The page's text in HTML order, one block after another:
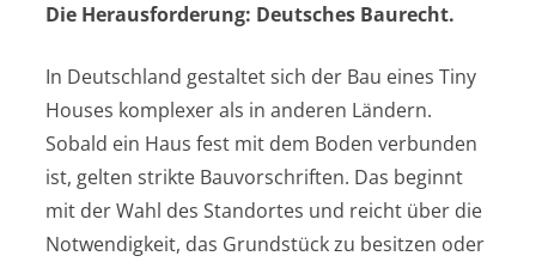
Die Herausforderung: Deutsches Baurecht.
In Deutschland gestaltet sich der Bau eines Tiny
Houses komplexer als in anderen Ländern.
Sobald ein Haus fest mit dem Boden verbunden
ist, gelten strikte Bauvorschriften. Das beginnt
mit der Wahl des Standortes und reicht über die
Notwendigkeit, das Grundstück zu besitzen oder